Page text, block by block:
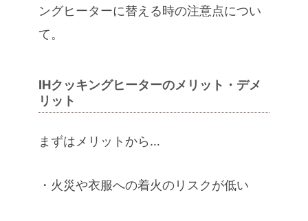
ングヒーターに替える時の注意点につい
て。
IHクッキングヒーターのメリット・デメ
リット
まずはメリットから…
・火災や衣服への着火のリスクが低い